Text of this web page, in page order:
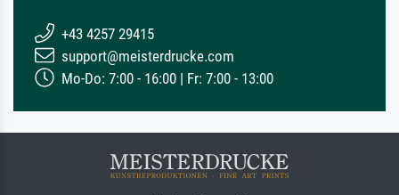
+43 4257 29415
support@meisterdrucke.com
Mo-Do: 7:00 - 16:00 | Fr: 7:00 - 13:00